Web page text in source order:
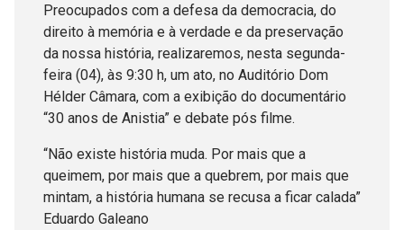
Preocupados com a defesa da democracia, do
direito à memória e à verdade e da preservação
da nossa história, realizaremos, nesta segunda-
feira (04), às 9:30 h, um ato, no Auditório Dom
Hélder Câmara, com a exibição do documentário
“30 anos de Anistia” e debate pós filme.
“Não existe história muda. Por mais que a
queimem, por mais que a quebrem, por mais que
mintam, a história humana se recusa a ficar calada”
Eduardo Galeano